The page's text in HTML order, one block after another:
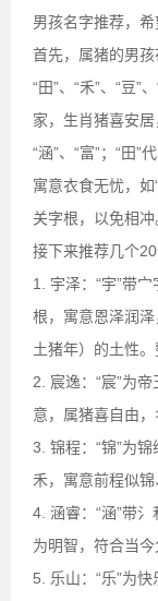
男孩名字推荐，
首先，属猪的男孩
“田”、“禾”、“豆”
家，生肖猪喜安居
“涵”、“富”；“田”
寓意衣食无忧，如
关字根，以免相冲
接下来推荐几个
1. 宇泽：“宇”带
根，寓意恩泽润
土猪年）的土性。
2. 宸逸：“宸”为
意，属猪喜自由，
3. 锦程：“锦”为
禾，寓意前程似锦
4. 涵睿：“涵”带
为明智，符合当今
5. 乐山：“乐”为